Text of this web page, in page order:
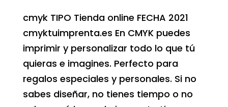
cmyk TIPO Tienda online FECHA 2021
cmyktuimprenta.es En CMYK puedes
imprimir y personalizar todo lo que tú
quieras e imagines. Perfecto para
regalos especiales y personales. Si no
sabes diseñar, no tienes tiempo o no